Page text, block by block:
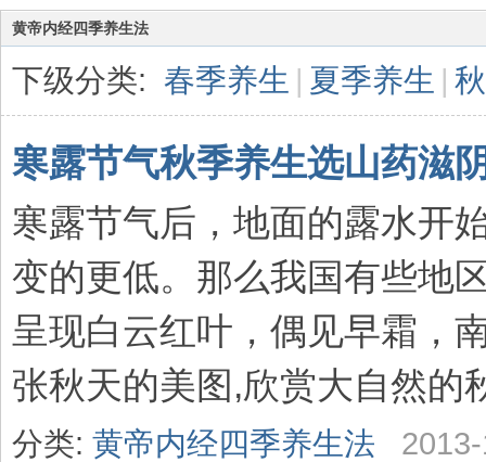
黄
经
黄帝内经四季养生法
下级分类: 春季养生 | 夏季养生 |
寒露节气秋季养生选山药滋
寒露节气后，地面的露水开
变的更低。那么我国有些地
呈现白云红叶，偶见早霜，
张秋天的美图,欣赏大自然的
分类: 黄帝内经四季养生法